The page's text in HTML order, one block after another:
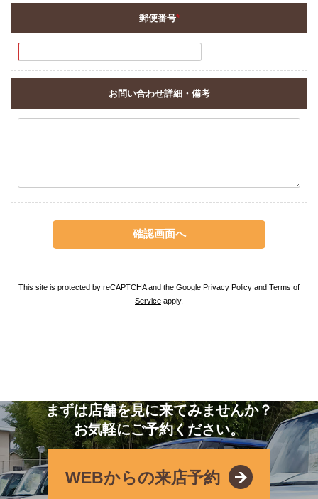
郵便番号*
お問い合わせ詳細・備考
This site is protected by reCAPTCHA and the Google Privacy Policy and Terms of
Service apply.
まずは店舗を見に来てみませんか？
お気軽にご予約ください。
WEBからの来店予約